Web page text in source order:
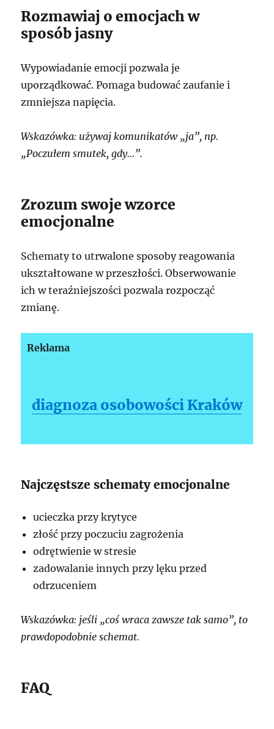
Rozmawiaj o emocjach w
sposób jasny
Wypowiadanie emocji pozwala je
uporządkować. Pomaga budować zaufanie i
zmniejsza napięcia.
Wskazówka: używaj komunikatów „ja”, np.
„Poczułem smutek, gdy…”.
Zrozum swoje wzorce
emocjonalne
Schematy to utrwalone sposoby reagowania
ukształtowane w przeszłości. Obserwowanie
ich w teraźniejszości pozwala rozpocząć
zmianę.
Reklama
diagnoza osobowości Kraków
Najczęstsze schematy emocjonalne
ucieczka przy krytyce
złość przy poczuciu zagrożenia
odrętwienie w stresie
zadowalanie innych przy lęku przed
odrzuceniem
Wskazówka: jeśli „coś wraca zawsze tak samo”, to
prawdopodobnie schemat.
FAQ